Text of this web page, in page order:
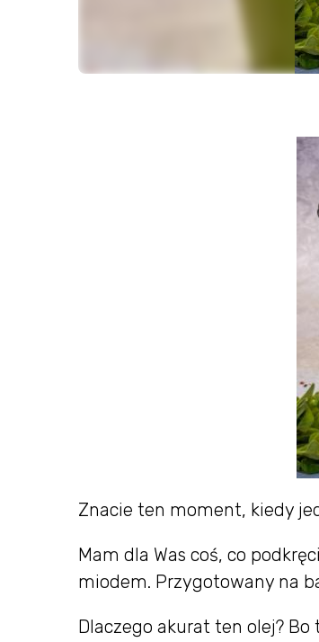
Znacie ten moment, kiedy
Mam dla Was coś, co
miodem. Przygotowany na
Dlaczego akurat ten olej? Bo